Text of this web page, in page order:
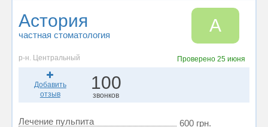
Астория
частная стоматология А
р-н. Центральный Проверено 25 июня
Добавить
отзыв
100
звонков
Лечение пульпита 600 грн.